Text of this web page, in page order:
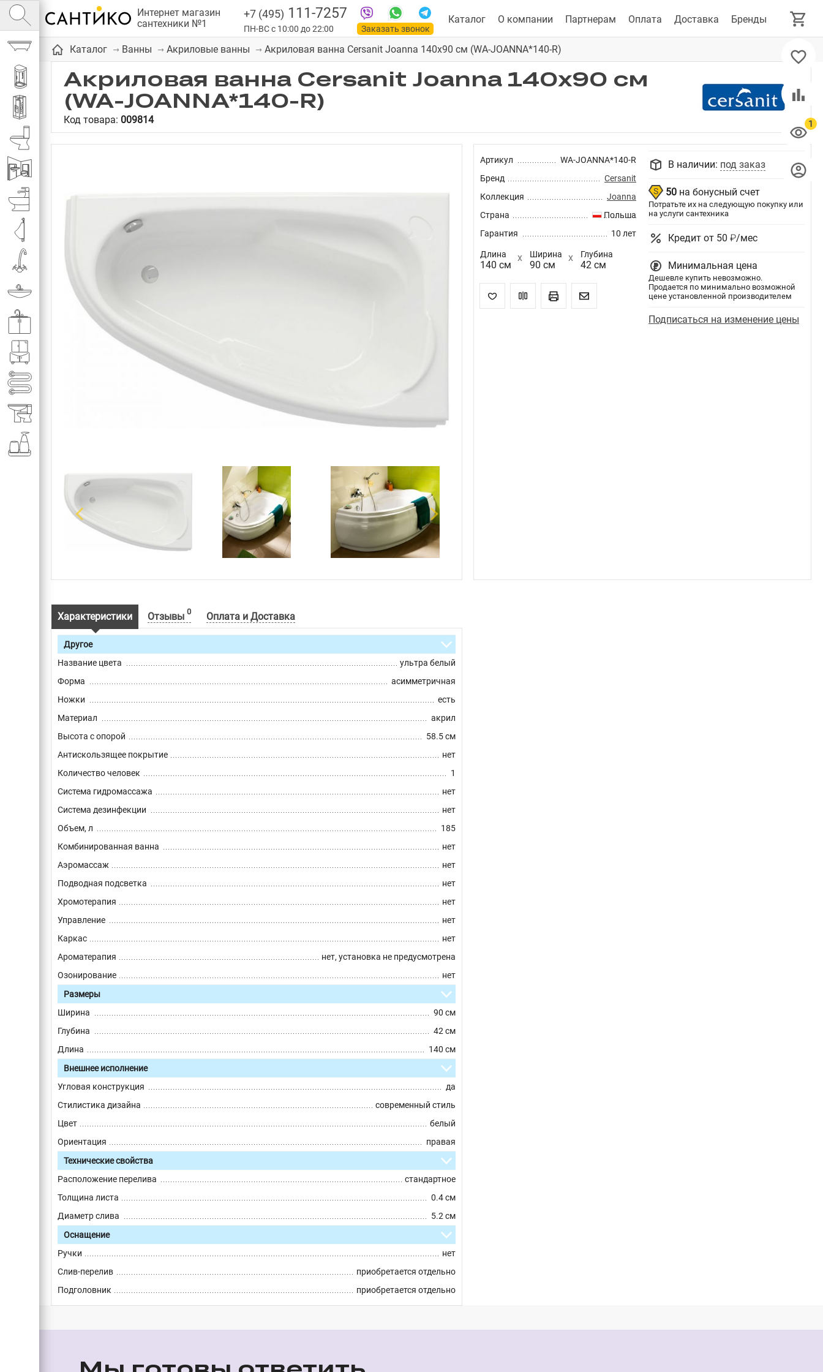
Интернет магазин
сантехники №1
+7 (495) 111-7257
ПН-ВС с 10:00 до 22:00
Заказать звонок
Ванны
Душевые кабины
Душевые
Раковины в ванную комнату
Кухонные мойки
Мебель для ванной комнаты
Каталог О компании Партнерам Оплата Доставка Бренды
Каталог Ванны Акриловые ванны Акриловая ванна Cersanit Joanna 140x90 см (WA-JOANNA*140-R)
Акриловая ванна Cersanit Joanna 140x90 см
(WA-JOANNA*140-R)
Код товара: 009814
Артикул
WA-JOANNA*140-R
Бренд
Cersanit
Коллекция
Joanna
Страна
Польша
Гарантия
10 лет
Длина
140 см
Ширина
90 см
Глубина
42 см
В наличии: под заказ
50 на бонусный счет
Потратьте их на следующую покупку или
на услуги сантехника
Кредит от 50 ₽/мес
Минимальная цена
Дешевле купить невозможно.
Продается по минимально возможной
цене установленной производителем
Подписаться на изменение цены
Характеристики Отзывы 0 Оплата и Доставка
Другое
Название цвета
ультра белый
Форма
асимметричная
Ножки
есть
Материал
акрил
Высота с опорой
58.5 см
Антискользящее покрытие
нет
Количество человек
1
Система гидромассажа
нет
Система дезинфекции
нет
Объем, л
185
Комбинированная ванна
нет
Аэромассаж
нет
Подводная подсветка
нет
Хромотерапия
нет
Управление
нет
Каркас
нет
Ароматерапия
нет, установка не предусмотрена
Озонирование
нет
Размеры
Ширина
90 см
Глубина
42 см
Длина
140 см
Внешнее исполнение
Угловая конструкция
да
Стилистика дизайна
современный стиль
Цвет
белый
Ориентация
правая
Технические свойства
Расположение перелива
стандартное
Толщина листа
0.4 см
Диаметр слива
5.2 см
Оснащение
Ручки
нет
Слив-перелив
приобретается отдельно
Подголовник
приобретается отдельно